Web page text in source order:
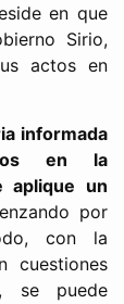
en que
Sirio,
actos en
informada
en la
aplique un
por
con la
cuestiones
se puede